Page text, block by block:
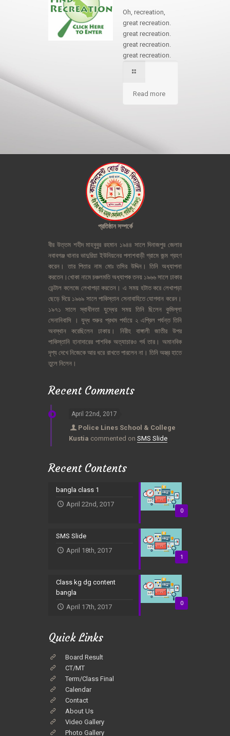
Oh, recreation,
great recreation.
great recreation.
great recreation.
great recreation.
Read more
প্রতিষ্ঠান সম্পর্কে
বীর উত্তম শহীদ মাহবুবুর রহমান ১৯৪৪ সালে দিনাজপুর জেলার
নবাবগঞ্জ থানার ভাদুরিয়া ইউনিয়নের পলাশবাড়ী গ্রামে জন্ম গ্রহণ
করেন।
তার পিতার নাম মোঃ তসির উদ্দিন। তিনি অধ্যাপনা
করতেন।খোকা নামে চঞ্চলমতি অধ্যাপক তনয় ১৯৬৬ সালে ঢাকার
ডেন্টাল কলেজে লেখাপড়া করতেন। এ সময় হটাত করে লেখাপড়া
ছেড়ে দিয়ে ১৯৬৯ সালে পাকিস্তান সেনাবাহিতে যোগদান করেন।
১৯৭১
সালে স্বাধীনতা যুদ্ধের সময় তিনি ছিলেন কুমিল্লা
সেনানিবাসি
। যুদ্ধ শুরুর প্রথম পর্যায়ে ২ এপ্রিল পর্যন্ত তিনি
অবস্থান
করেছিলেন ঢাকায়। নিরীহ বাঙ্গালী জাতীর
উপর
পাকিস্তানি হানাদারের পাশবিক অত্যাচারও গর্ব তার। অমানবিক
দৃশ্য দেখে নিজেকে আর ধরে রাখতে পারলেন না। তিনি অস্ত্র হাতে
তুলে নিলেন।
Recent Comments
April 22nd, 2017
Police Lines School & College
Kustia commented on SMS Slide
Recent Contents
0
bangla class 1
April 22nd, 2017
1
SMS Slide
April 18th, 2017
0
Class kg dg content
bangla
April 17th, 2017
Quick Links
Board Result
CT/MT
Term/Class Final
Calendar
Contact
About Us
Video Gallery
Photo Gallery